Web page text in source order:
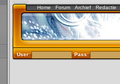
Home Forum Archief Redactie
User: Pass: